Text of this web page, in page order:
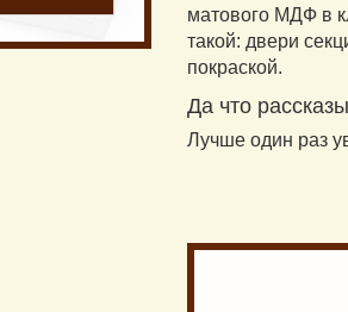
матового МДФ в
такой: двери
покраской.
Да что
Лучше один раз